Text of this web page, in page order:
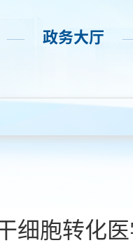
—— 政务大厅
细胞转化